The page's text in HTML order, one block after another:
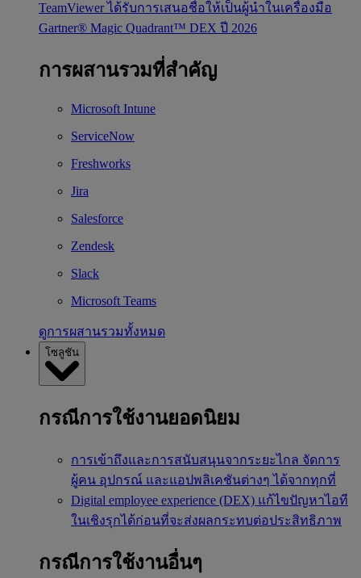
TeamViewer ได้รับการเสนอชื่อให้เป็นผู้นำในเครื่องมือ
Gartner® Magic Quadrant™ DEX ปี 2026
การผสานรวมที่สำคัญ
Microsoft Intune
ServiceNow
Freshworks
Jira
Salesforce
Zendesk
Slack
Microsoft Teams
ดูการผสานรวมทั้งหมด
โซลูชัน
กรณีการใช้งานยอดนิยม
การเข้าถึงและการสนับสนุนจากระยะไกล จัดการ
ผู้คน อุปกรณ์ และแอปพลิเคชันต่างๆ ได้จากทุกที่
Digital employee experience (DEX) แก้ไขปัญหาไอที
ในเชิงรุกได้ก่อนที่จะส่งผลกระทบต่อประสิทธิภาพ
กรณีการใช้งานอื่นๆ